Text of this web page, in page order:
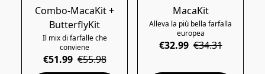
Combo-MacaKit +
ButterflyKit
Il mix di farfalle che
conviene
€51.99 €55.98
MacaKit
Alleva la più bella farfalla
europea
€32.99 €34.31